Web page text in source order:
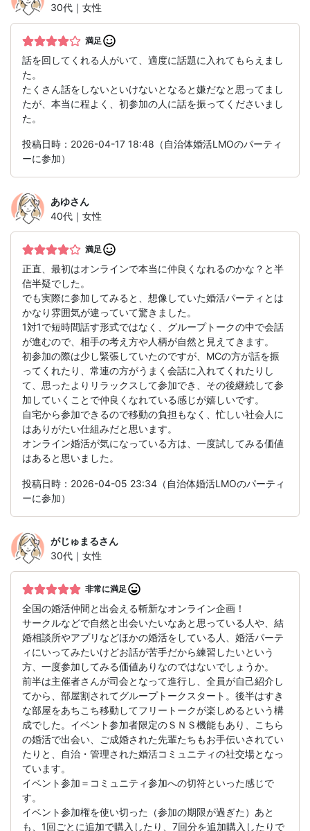
30代｜女性
満足
話を回してくれる人がいて、適度に話題に入れてもらえまし
た。
たくさん話をしないといけないとなると嫌だなと思ってまし
たが、本当に程よく、初参加の人に話を振ってくださいまし
た。
投稿日時：2026-04-17 18:48（自治体婚活LMOのパーティ
ーに参加）
あゆさん
40代｜女性
満足
正直、最初はオンラインで本当に仲良くなれるのかな？と半
信半疑でした。
でも実際に参加してみると、想像していた婚活パーティとは
かなり雰囲気が違っていて驚きました。
1対1で短時間話す形式ではなく、グループトークの中で会話
が進むので、相手の考え方や人柄が自然と見えてきます。
初参加の際は少し緊張していたのですが、MCの方が話を振
ってくれたり、常連の方がうまく会話に入れてくれたりし
て、思ったよりリラックスして参加でき、その後継続して参
加していくことで仲良くなれている感じが嬉しいです。
自宅から参加できるので移動の負担もなく、忙しい社会人に
はありがたい仕組みだと思います。
オンライン婚活が気になっている方は、一度試してみる価値
はあると思いました。
投稿日時：2026-04-05 23:34（自治体婚活LMOのパーティ
ーに参加）
がじゅまるさん
30代｜女性
非常に満足
全国の婚活仲間と出会える斬新なオンライン企画！
サークルなどで自然と出会いたいなあと思っている人や、結
婚相談所やアプリなどほかの婚活をしている人、婚活パーテ
ィにいってみたいけどお話が苦手だから練習したいという
方、一度参加してみる価値ありなのではないでしょうか。
前半は主催者さんが司会となって進行し、全員が自己紹介し
てから、部屋割されてグループトークスタート。後半はすき
な部屋をあちこち移動してフリートークが楽しめるという構
成でした。イベント参加者限定のＳＮＳ機能もあり、こちら
の婚活で出会い、ご成婚された先輩たちもお手伝いされてい
たりと、自治・管理された婚活コミュニティの社交場となっ
ています。
イベント参加＝コミュニティ参加への切符といった感じで
す。
イベント参加権を使い切った（参加の期限が過ぎた）あと
も、1回ごとに追加で購入したり、7回分を追加購入したりで